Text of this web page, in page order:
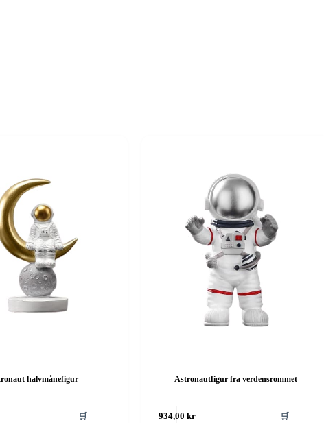
halvmånefigur
🛒
Astronautfigur fra verdensrommet
934,00 kr 🛒